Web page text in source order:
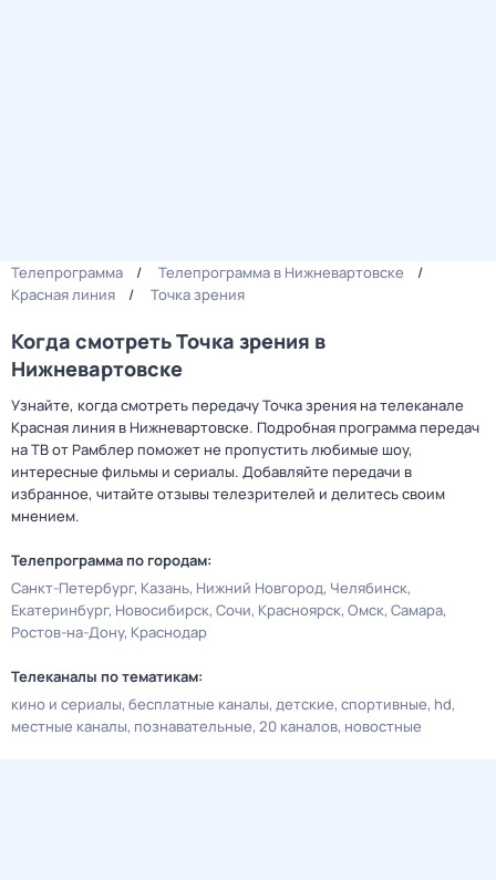
Телепрограмма
Телепрограмма в Нижневартовске
Красная линия
Точка зрения
Когда смотреть Точка зрения в
Нижневартовске
Узнайте, когда смотреть передачу Точка зрения на телеканале
Красная линия в Нижневартовске. Подробная программа передач
на ТВ от Рамблер поможет не пропустить любимые шоу,
интересные фильмы и сериалы. Добавляйте передачи в
избранное, читайте отзывы телезрителей и делитесь своим
мнением.
Телепрограмма по городам:
Санкт-Петербург Казань Нижний Новгород Челябинск
Екатеринбург Новосибирск Сочи Красноярск Омск Самара
Ростов-на-Дону Краснодар
Телеканалы по тематикам:
кино и сериалы бесплатные каналы детские спортивные hd
местные каналы познавательные 20 каналов новостные